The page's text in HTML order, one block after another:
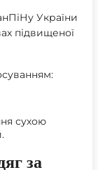
України
підвищеної
сухою
за